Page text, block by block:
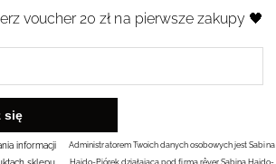
voucher 20 zł na pierwsze zakupy 🖤
informacji
Administratorem Twoich danych osobowych jest Sabina
Hajdo-Piórek działająca pod firmą rêver Sabina Hajdo-